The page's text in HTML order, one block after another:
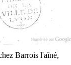
Barrois l'aîné,